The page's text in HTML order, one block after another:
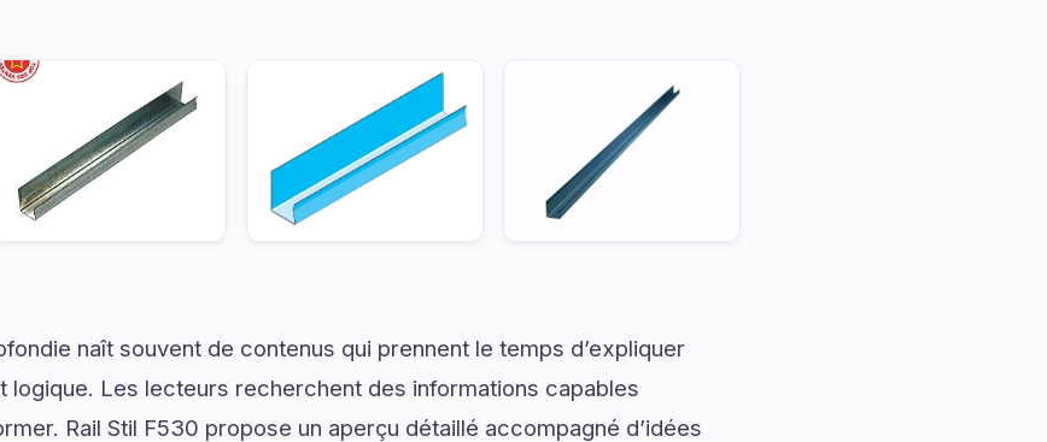
naît souvent de contenus qui prennent le temps d’expliquer
logique. Les lecteurs recherchent des informations capables
Rail Stil F530 propose un aperçu détaillé accompagné d’idées